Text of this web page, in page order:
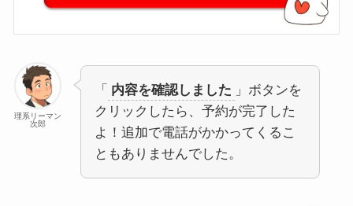
理系リーマン
次郎
「 内容を確認しました 」ボタンを
クリックしたら、予約が完了した
よ！追加で電話がかかってくるこ
ともありませんでした。